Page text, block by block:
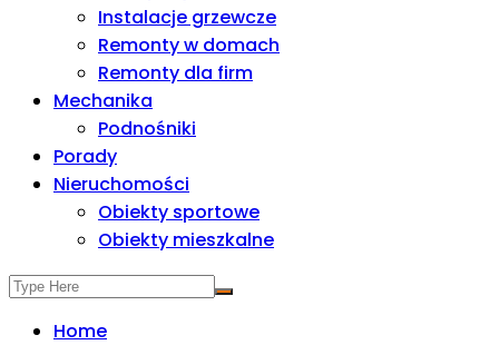
Instalacje grzewcze
Remonty w domach
Remonty dla firm
Mechanika
Podnośniki
Porady
Nieruchomości
Obiekty sportowe
Obiekty mieszkalne
Home